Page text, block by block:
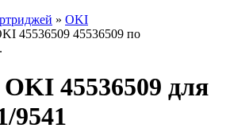
» OKI
45536509 45536509 по
45536509 для
9541